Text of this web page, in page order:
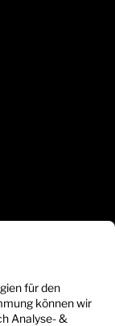
für den
können wir
Analyse- &